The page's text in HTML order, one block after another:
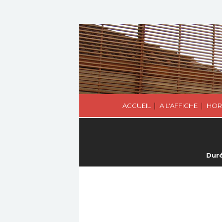
ACCUEIL | A L'AFFICHE |